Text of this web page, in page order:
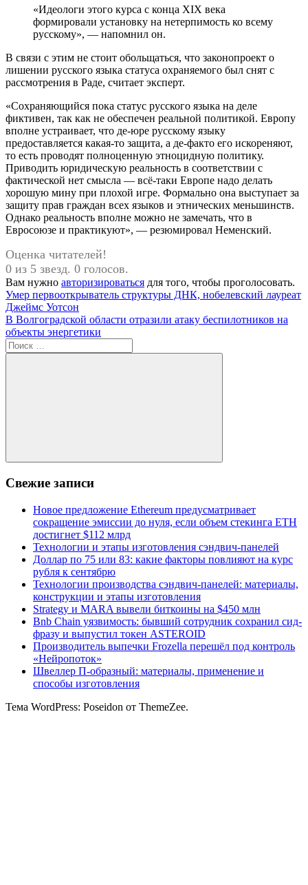
«Идеологи этого курса с конца XIX века
формировали установку на нетерпимость ко всему
русскому», — напомнил он.
В связи с этим не стоит обольщаться, что законопроект о
лишении русского языка статуса охраняемого был снят с
рассмотрения в Раде, считает эксперт.
«Сохраняющийся пока статус русского языка на деле
фиктивен, так как не обеспечен реальной политикой. Европу
вполне устраивает, что де-юре русскому языку
предоставляется какая-то защита, а де-факто его искореняют,
то есть проводят полноценную этноцидную политику.
Приводить юридическую реальность в соответствии с
фактической нет смысла — всё-таки Европе надо делать
хорошую мину при плохой игре. Формально она выступает за
защиту прав граждан всех языков и этнических меньшинств.
Однако реальность вполне можно не замечать, что в
Евросоюзе и практикуют», — резюмировал Неменский.
Оценка читателей!
0 из 5 звезд. 0 голосов.
Вам нужно авторизироваться для того, чтобы проголосовать.
Навигация
по
записям
Предыдущая
запись:
Умер первооткрыватель структуры ДНК, нобелевский лауреат
Джеймс Уотсон
Следующая
запись:
В Волгоградской области отразили атаку беспилотников на
объекты энергетики
Поиск
для:
Поиск
Свежие записи
Новое предложение Ethereum предусматривает
сокращение эмиссии до нуля, если объем стекинга ETH
достигнет $112 млрд
Технологии и этапы изготовления сэндвич-панелей
Доллар по 75 или 83: какие факторы повлияют на курс
рубля к сентябрю
Технологии производства сэндвич-панелей: материалы,
конструкции и этапы изготовления
Strategy и MARA вывели биткоины на $450 млн
Bnb Chain уязвимость: бывший сотрудник сохранил сид-
фразу и выпустил токен ASTEROID
Производитель выпечки Frozella перешёл под контроль
«Нейропоток»
Швеллер П-образный: материалы, применение и
способы изготовления
Тема WordPress: Poseidon от ThemeZee.